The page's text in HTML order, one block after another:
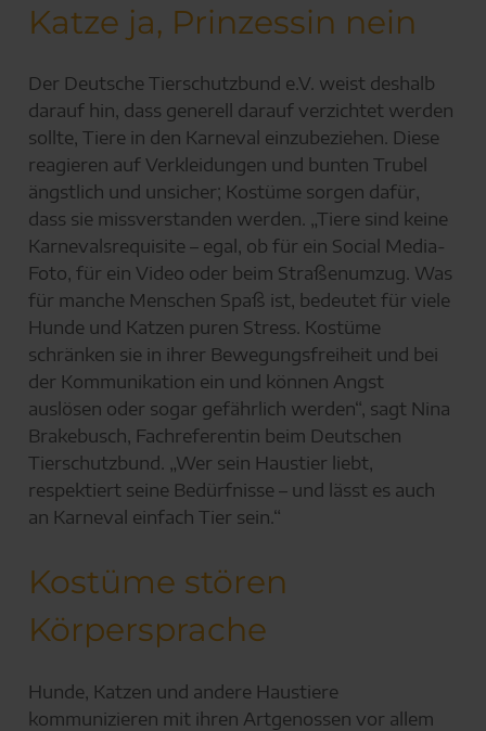
Katze ja, Prinzessin nein
Der Deutsche Tierschutzbund e.V. weist deshalb
darauf hin, dass generell darauf verzichtet werden
sollte, Tiere in den Karneval einzubeziehen. Diese
reagieren auf Verkleidungen und bunten Trubel
ängstlich und unsicher; Kostüme sorgen dafür,
dass sie missverstanden werden. „Tiere sind keine
Karnevalsrequisite – egal, ob für ein Social Media-
Foto, für ein Video oder beim Straßenumzug. Was
für manche Menschen Spaß ist, bedeutet für viele
Hunde und Katzen puren Stress. Kostüme
schränken sie in ihrer Bewegungsfreiheit und bei
der Kommunikation ein und können Angst
auslösen oder sogar gefährlich werden“, sagt Nina
Brakebusch, Fachreferentin beim Deutschen
Tierschutzbund. „Wer sein Haustier liebt,
respektiert seine Bedürfnisse – und lässt es auch
an Karneval einfach Tier sein.“
Kostüme stören
Körpersprache
Hunde, Katzen und andere Haustiere
kommunizieren mit ihren Artgenossen vor allem